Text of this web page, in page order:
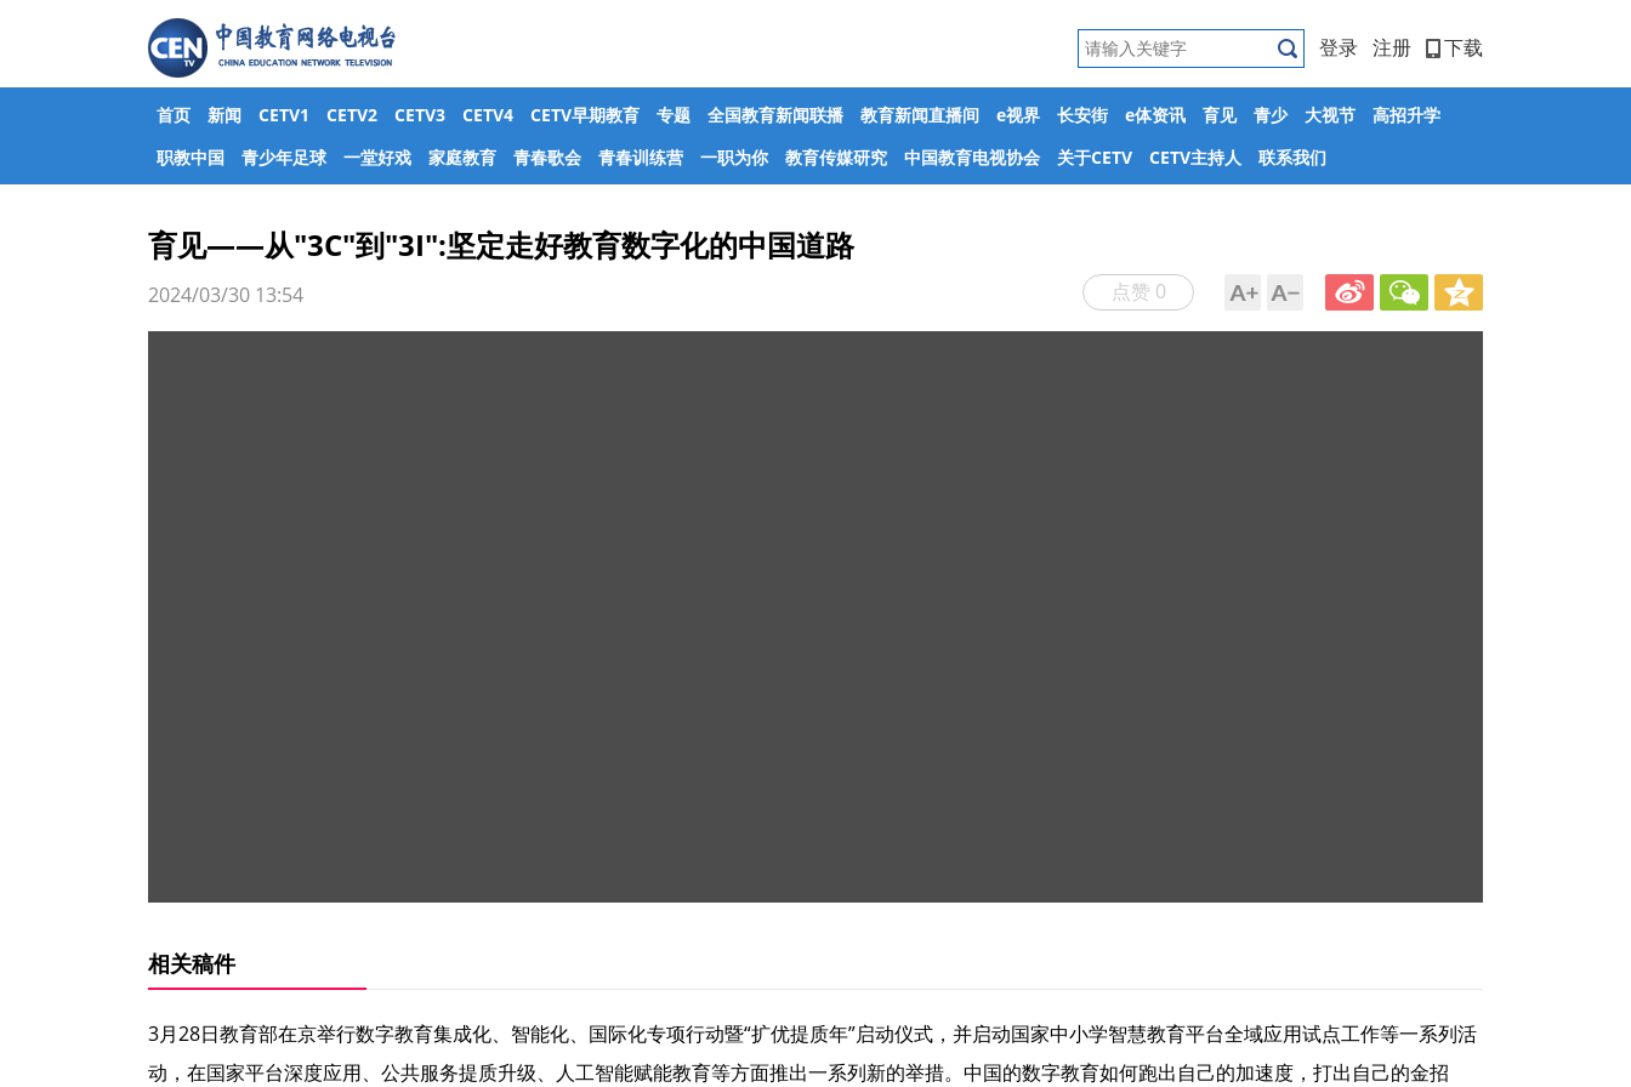
登录 注册 下载
首页 新闻 CETV1 CETV2 CETV3 CETV4 CETV早期教育 专题 全国教育新闻联播 教育新闻直播间 e视界 长安街 e体资讯 育见 青少 大视节
高招升学
职教中国
青少年足球 一堂好戏 家庭教育 青春歌会 青春训练营 一职为你 教育传媒研究 中国教育电视协会 关于CETV CETV主持人 联系我们
育见——从"3C"到"3I":坚定走好教育数字化的中国道路
点赞 0
2024/03/30 13:54
相关稿件
3月28日教育部在京举行数字教育集成化、智能化、国际化专项行动暨“扩优提质年”启动仪式，并启动国家中小学智慧教育平台全域应用试点工作等一系列活
动，在国家平台深度应用、公共服务提质升级、人工智能赋能教育等方面推出一系列新的举措。中国的数字教育如何跑出自己的加速度，打出自己的金招